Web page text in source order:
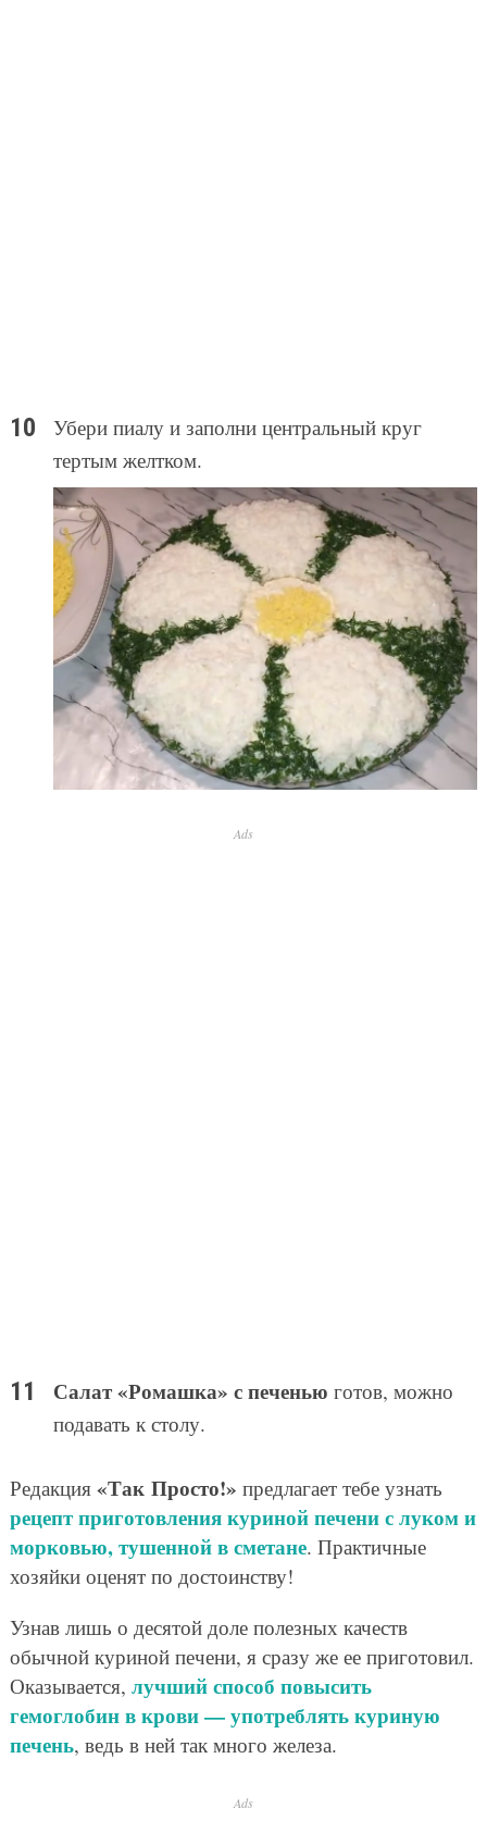
Убери пиалу и заполни центральный круг
тертым желтком.
Ads
Салат «Ромашка» с печенью готов, можно
подавать к столу.
Редакция «Так Просто!» предлагает тебе узнать
рецепт приготовления куриной печени с луком и
морковью, тушенной в сметане. Практичные
хозяйки оценят по достоинству!
Узнав лишь о десятой доле полезных качеств
обычной куриной печени, я сразу же ее приготовил.
Оказывается, лучший способ повысить
гемоглобин в крови — употреблять куриную
печень, ведь в ней так много железа.
Ads